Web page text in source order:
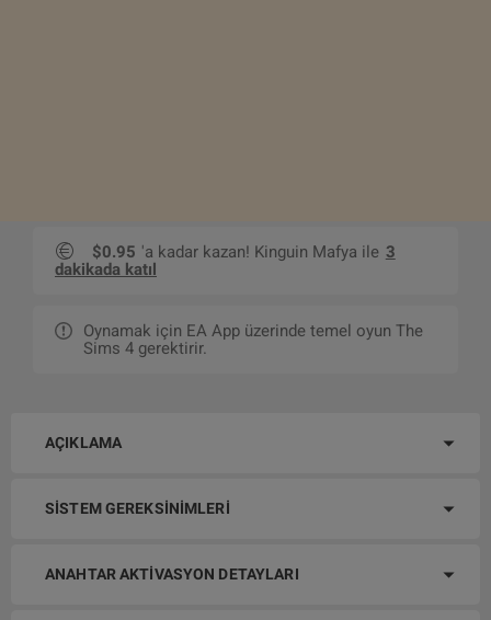
$0.95 'a kadar kazan! Kinguin Mafya ile 3
dakikada katıl
Oynamak için EA App üzerinde temel oyun The
Sims 4 gerektirir.
AÇIKLAMA
SISTEM GEREKSINIMLERI
ANAHTAR AKTIVASYON DETAYLARI